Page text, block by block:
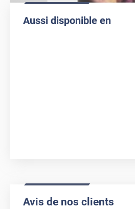
Aussi disponible en
Avis de nos clients